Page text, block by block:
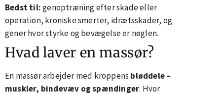
Bedst til:genoptræning efter skade eller
operation, kroniske smerter, idrætsskader, og
gener hvor styrke og bevægelse er nøglen.
Hvad laver en massør?
En massør arbejder med kroppens bløddele –
muskler, bindevæv og spændinger. Hvor